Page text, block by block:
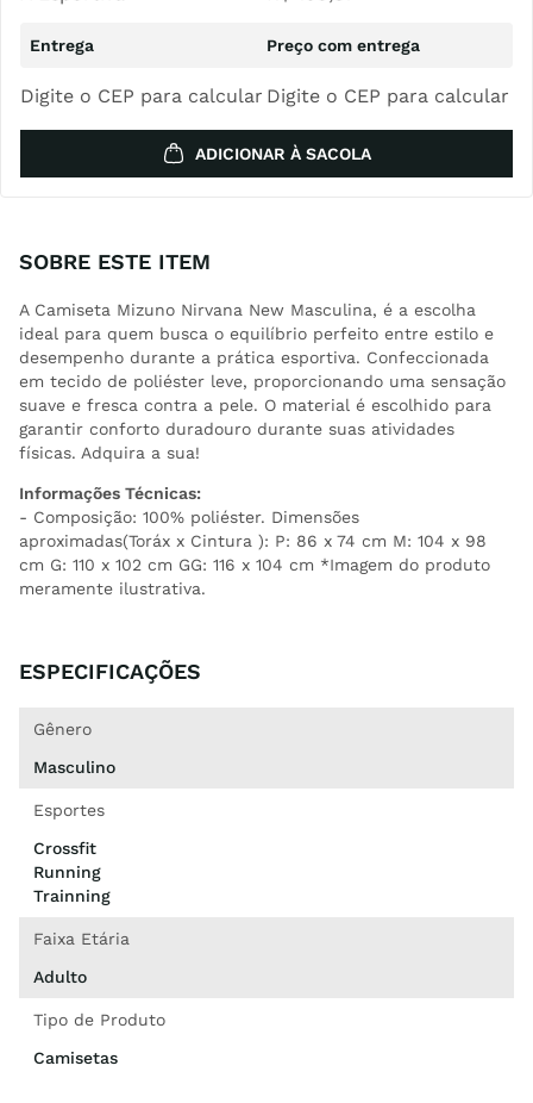
Digite o CEP para calcular Digite o CEP para calcular
ADICIONAR À SACOLA
SOBRE ESTE ITEM
A Camiseta Mizuno Nirvana New Masculina, é a escolha
ideal para quem busca o equilíbrio perfeito entre estilo e
desempenho durante a prática esportiva. Confeccionada
em tecido de poliéster leve, proporcionando uma sensação
suave e fresca contra a pele. O material é escolhido para
garantir conforto duradouro durante suas atividades
físicas. Adquira a sua!
Informações Técnicas:
- Composição: 100% poliéster. Dimensões
aproximadas(Toráx x Cintura ): P: 86 x 74 cm M: 104 x 98
cm G: 110 x 102 cm GG: 116 x 104 cm *Imagem do produto
meramente ilustrativa.
ESPECIFICAÇÕES
Gênero
Masculino
Esportes
Crossfit
Running
Trainning
Faixa Etária
Adulto
Tipo de Produto
Camisetas